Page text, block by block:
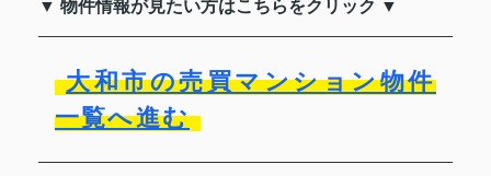
▼ 物件情報が見たい方はこちらをクリック ▼
大和市の売買マンション物件
一覧へ進む